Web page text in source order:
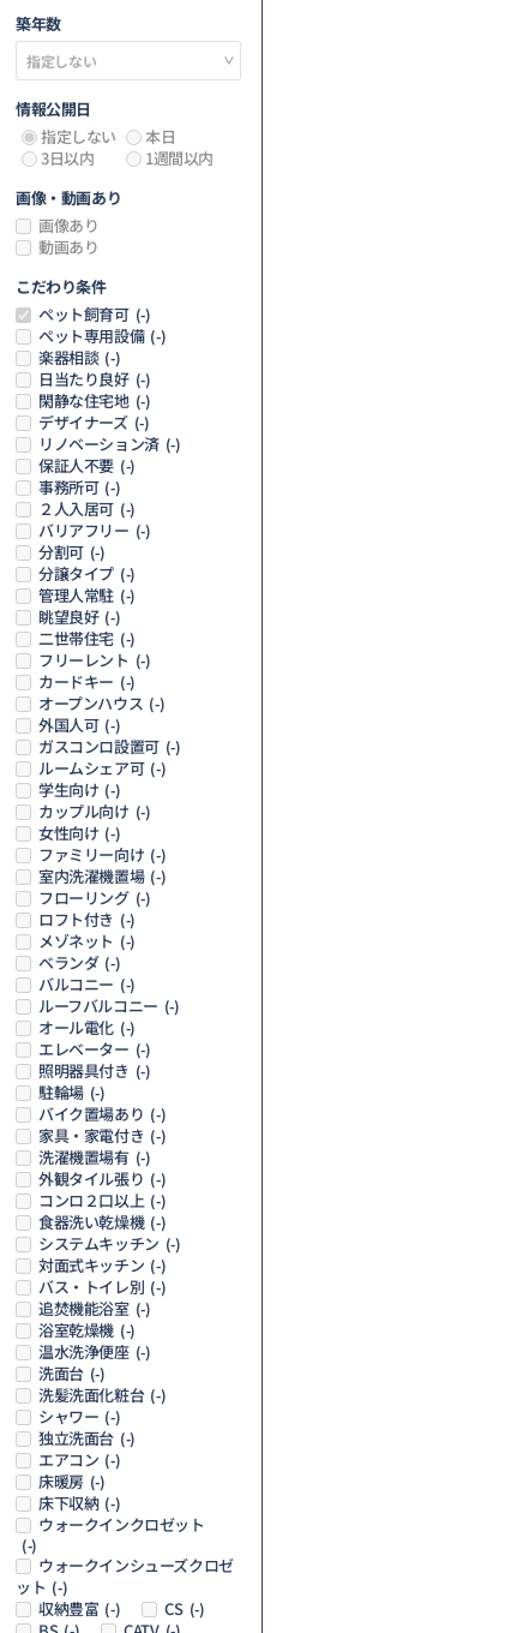
築年数
情報公開日
指定しない
本日
3日以内
1週間以内
画像・動画あり
画像あり
動画あり
こだわり条件
ペット飼育可 (-)
ペット専用設備 (-)
楽器相談 (-)
日当たり良好 (-)
閑静な住宅地 (-)
デザイナーズ (-)
リノベーション済 (-)
保証人不要 (-)
事務所可 (-)
２人入居可 (-)
バリアフリー (-)
分割可 (-)
分譲タイプ (-)
管理人常駐 (-)
眺望良好 (-)
二世帯住宅 (-)
フリーレント (-)
カードキー (-)
オープンハウス (-)
外国人可 (-)
ガスコンロ設置可 (-)
ルームシェア可 (-)
学生向け (-)
カップル向け (-)
女性向け (-)
ファミリー向け (-)
室内洗濯機置場 (-)
フローリング (-)
ロフト付き (-)
メゾネット (-)
ベランダ (-)
バルコニー (-)
ルーフバルコニー (-)
オール電化 (-)
エレベーター (-)
照明器具付き (-)
駐輪場 (-)
バイク置場あり (-)
家具・家電付き (-)
洗濯機置場有 (-)
外観タイル張り (-)
コンロ２口以上 (-)
食器洗い乾燥機 (-)
システムキッチン (-)
対面式キッチン (-)
バス・トイレ別 (-)
追焚機能浴室 (-)
浴室乾燥機 (-)
温水洗浄便座 (-)
洗面台 (-)
洗髪洗面化粧台 (-)
シャワー (-)
独立洗面台 (-)
エアコン (-)
床暖房 (-)
床下収納 (-)
ウォークインクロゼット
(-)
ウォークインシューズクロゼ
ット (-)
収納豊富 (-) CS (-)